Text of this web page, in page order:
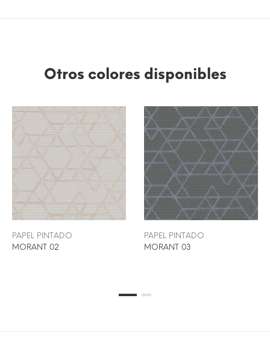
Otros colores disponibles
PAPEL PINTADO
MORANT 02
PAPEL PINTADO
MORANT 03